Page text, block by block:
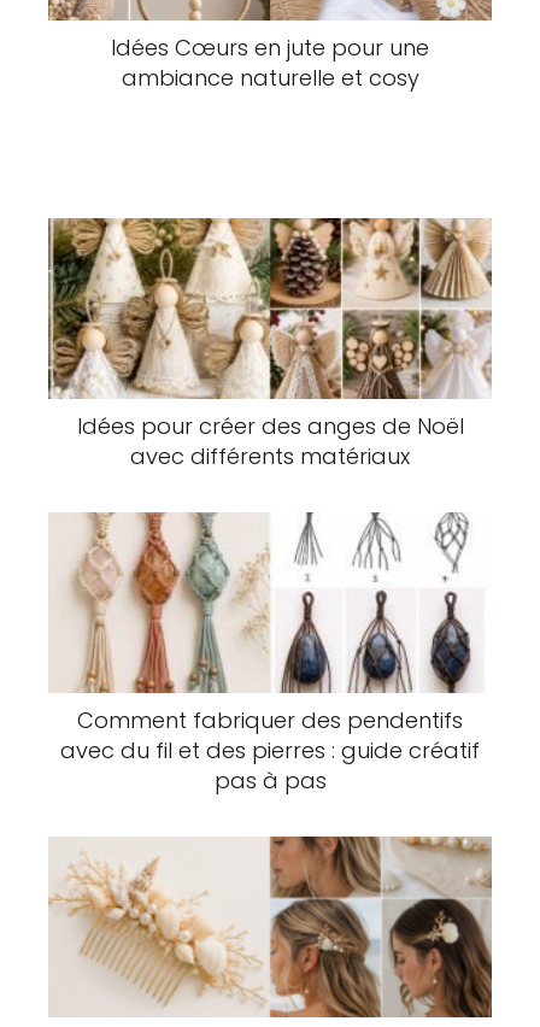
Idées Cœurs en jute pour une
ambiance naturelle et cosy
Idées pour créer des anges de Noël
avec différents matériaux
Comment fabriquer des pendentifs
avec du fil et des pierres : guide créatif
pas à pas